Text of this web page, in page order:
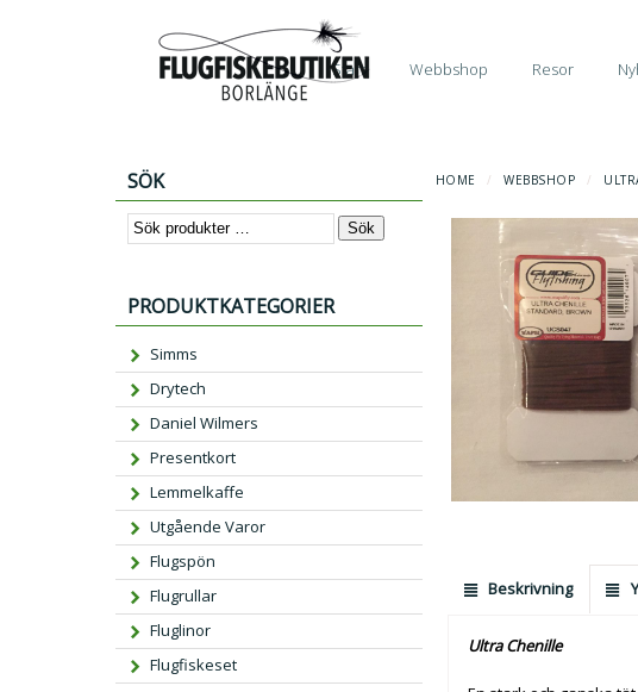
Start Webbshop Resor
HOME / WEBBSHOP /
Beskrivning
Ultra Chenille
SÖK
Sök
PRODUKTKATEGORIER
Simms
Drytech
Daniel Wilmers
Presentkort
Lemmelkaffe
Utgående Varor
Flugspön
Flugrullar
Fluglinor
Flugfiskeset